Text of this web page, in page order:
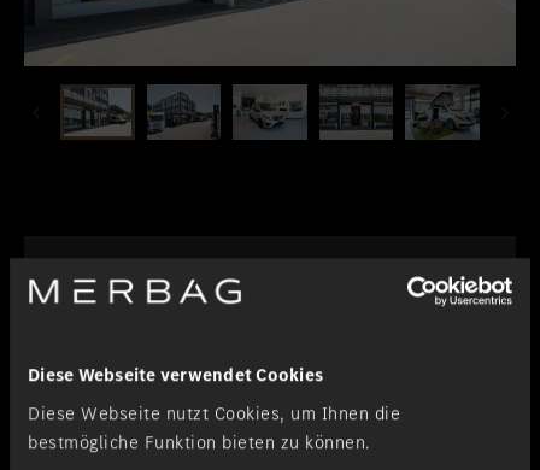
Diese Webseite verwendet Cookies
Diese Webseite nutzt Cookies, um Ihnen die
bestmögliche Funktion bieten zu können.